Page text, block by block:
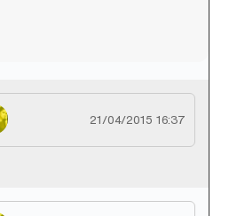
21/04/2015 16:37